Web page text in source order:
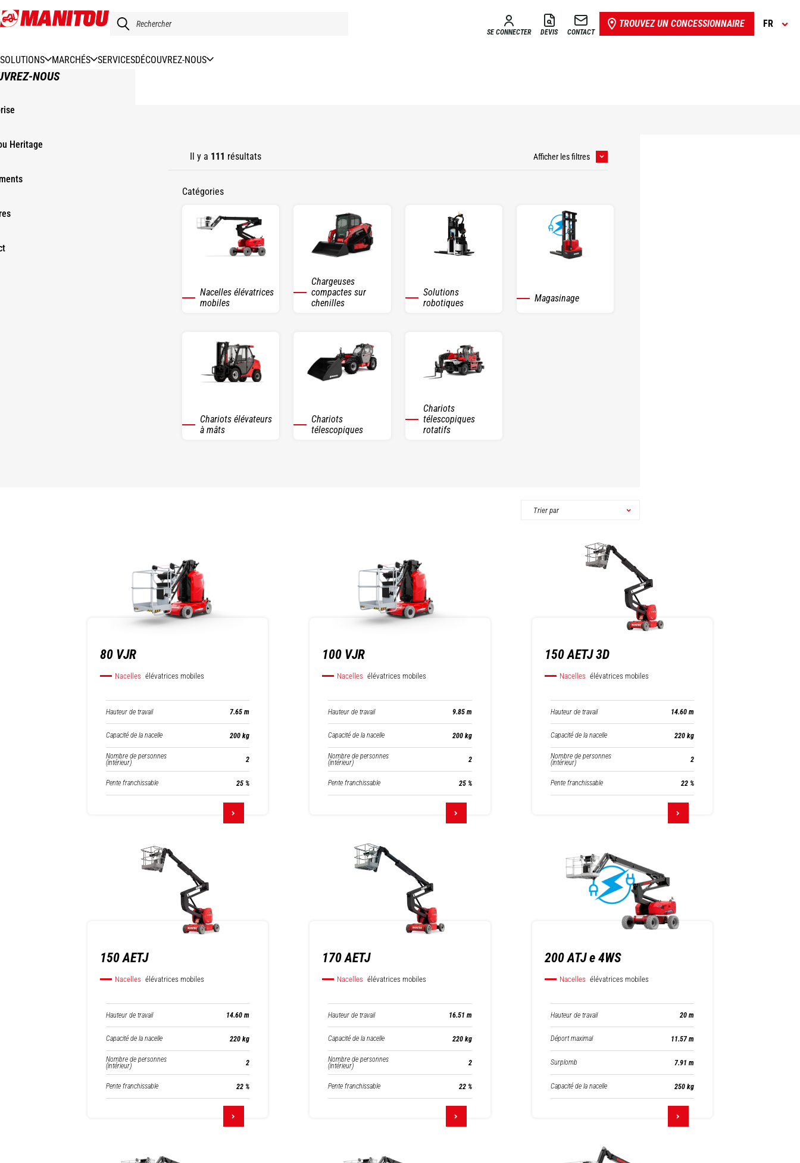
Aller
au
SE CONNECTER DEVIS CONTACT
TROUVEZ UN CONCESSIONNAIRE FR
SOLUTIONS MARCHÉS SERVICESDÉCOUVREZ-NOUS
NOUS
Heritage
Il y a 111 résultats Afficher les filtres
Catégories
Nacelles élévatrices
mobiles
Chargeuses
compactes sur
chenilles
Solutions
robotiques
Magasinage
Chariots élévateurs
à mâts
Chariots
télescopiques
Chariots
télescopiques
rotatifs
Trier par
80 VJR
Nacelles élévatrices mobiles
Hauteur de travail 7.65 m
Capacité de la nacelle 200 kg
Nombre de personnes
(intérieur) 2
Pente franchissable 25 %
100 VJR
Nacelles élévatrices mobiles
Hauteur de travail 9.85 m
Capacité de la nacelle 200 kg
Nombre de personnes
(intérieur) 2
Pente franchissable 25 %
150 AETJ 3D
Nacelles élévatrices mobiles
Hauteur de travail 14.60 m
Capacité de la nacelle 220 kg
Nombre de personnes
(intérieur) 2
Pente franchissable 22 %
150 AETJ
Nacelles élévatrices mobiles
Hauteur de travail 14.60 m
Capacité de la nacelle 220 kg
Nombre de personnes
(intérieur) 2
Pente franchissable 22 %
170 AETJ
Nacelles élévatrices mobiles
Hauteur de travail 16.51 m
Capacité de la nacelle 220 kg
Nombre de personnes
(intérieur) 2
Pente franchissable 22 %
200 ATJ e 4WS
Nacelles élévatrices mobiles
Hauteur de travail 20 m
Déport maximal 11.57 m
Surplomb 7.91 m
Capacité de la nacelle 250 kg